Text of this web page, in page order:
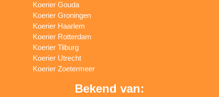
Koerier Gouda
Koerier Groningen
Koerier Haarlem
Koerier Rotterdam
Koerier Tilburg
Koerier Utrecht
Koerier Zoetermeer
Bekend van: